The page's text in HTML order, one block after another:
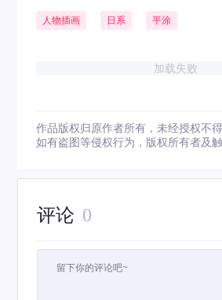
人物插画 日系 平涂
加载失败
作品版权归原作者所有，未经授权不
如有盗图等侵权行为，版权所有者及
评论 0